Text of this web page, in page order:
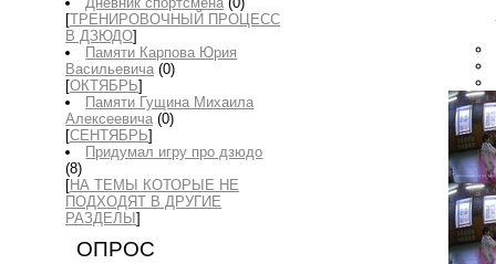
[ТРЕНИРОВОЧНЫЙ ПРОЦЕСС
В ДЗЮДО]
Памяти Карпова Юрия
Васильевича (0)
[ОКТЯБРЬ]
Памяти Гущина Михаила
Алексеевича (0)
[СЕНТЯБРЬ]
Придумал игру про дзюдо
(8)
[НА ТЕМЫ КОТОРЫЕ НЕ
ПОДХОДЯТ В ДРУГИЕ
РАЗДЕЛЫ ]
ОПРОС